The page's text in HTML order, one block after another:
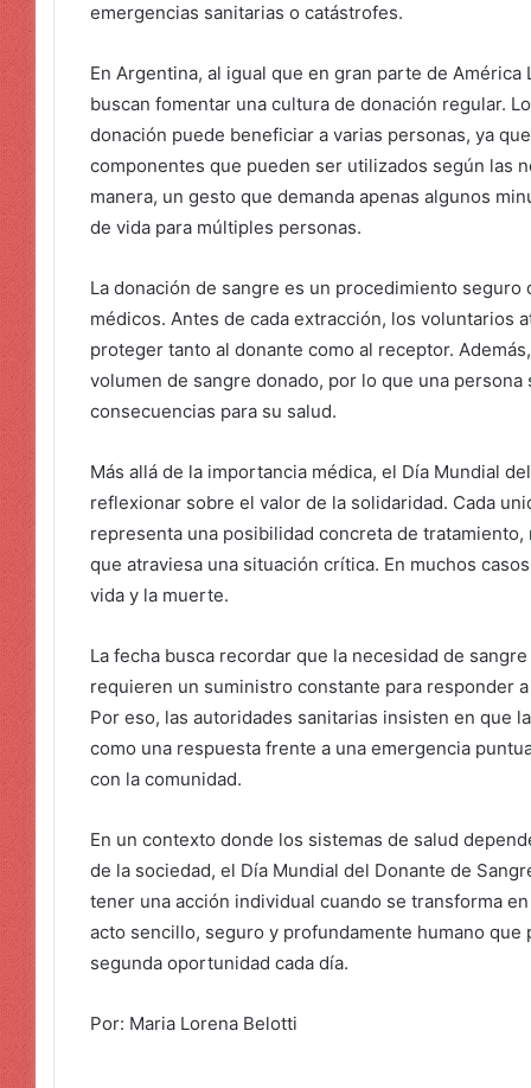
emergencias sanitarias o catástrofes.
En Argentina, al igual que en gran parte de
buscan fomentar una cultura de donación regular.
donación puede beneficiar a varias personas, ya
componentes que pueden ser utilizados según las
manera, un gesto que demanda apenas algunos
de vida para múltiples personas.
La donación de sangre es un procedimiento
médicos. Antes de cada extracción, los voluntarios
proteger tanto al donante como al receptor.
volumen de sangre donado, por lo que una
consecuencias para su salud.
Más allá de la importancia médica, el Día Mundial
reflexionar sobre el valor de la solidaridad. Cada
representa una posibilidad concreta de
que atraviesa una situación crítica. En muchos
vida y la muerte.
La fecha busca recordar que la necesidad de
requieren un suministro constante para responder
Por eso, las autoridades sanitarias insisten en que
como una respuesta frente a una emergencia
con la comunidad.
En un contexto donde los sistemas de salud
de la sociedad, el Día Mundial del Donante de
tener una acción individual cuando se transforma
acto sencillo, seguro y profundamente humano
segunda oportunidad cada día.
Por: Maria Lorena Belotti